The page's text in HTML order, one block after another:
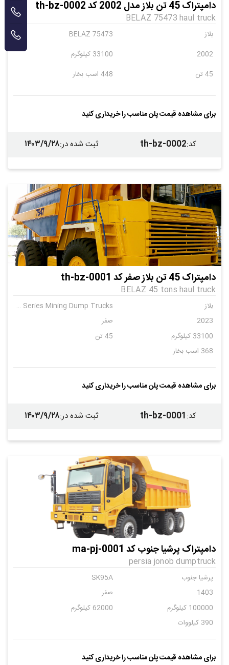
دامپتراک 45 تن بلاز مدل 2002 کد th-bz-0002
BELAZ 75473 haul truck
بلاز
BELAZ 75473
2002
33100 کیلوگرم
45 تن
448 اسب بخار
برای مشاهده قیمت پلن مناسب را خریداری کنید
کد:
th-bz-0002 ثبت شده در:۱۴۰۳/۹/۲۸
دامپتراک 45 تن بلاز صفر کد th-bz-0001
BELAZ 45 tons haul truck
بلاز
BELAZ-7547 Series Mining Dump Trucks
2023
صفر
33100 کیلوگرم
45 تن
368 اسب بخار
برای مشاهده قیمت پلن مناسب را خریداری کنید
کد:
th-bz-0001 ثبت شده در:۱۴۰۳/۹/۲۸
دامپتراک پرشیا جنوب کد ma-pj-0001
persia jonob dumptruck
پرشیا جنوب
SK95A
1403
صفر
100000 کیلوگرم
62000 کیلوگرم
390 کیلووات
برای مشاهده قیمت پلن مناسب را خریداری کنید